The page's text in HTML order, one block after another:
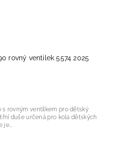
rovný ventilek 5574 2025
s rovným ventílkem pro dětský
duše určená pro kola dětských
je...